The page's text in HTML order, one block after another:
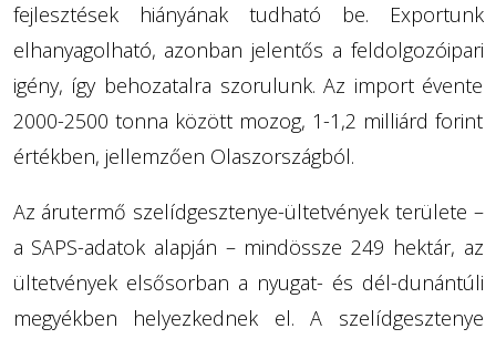
fejlesztések hiányának tudható be. Exportunk
elhanyagolható, azonban jelentős a feldolgozóipari
igény, így behozatalra szorulunk. Az import évente
2000-2500 tonna között mozog, 1-1,2 milliárd forint
értékben, jellemzően Olaszországból.
Az árutermő szelídgesztenye-ültetvények területe –
a SAPS-adatok alapján – mindössze 249 hektár, az
ültetvények elsősorban a nyugat- és dél-dunántúli
megyékben helyezkednek el. A szelídgesztenye